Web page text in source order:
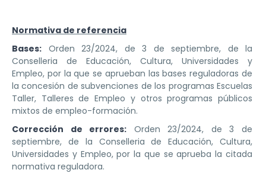
Normativa de referencia
Bases: Orden 23/2024, de 3 de septiembre, de la
Conselleria de Educación, Cultura, Universidades y
Empleo, por la que se aprueban las bases reguladoras de
la concesión de subvenciones de los programas Escuelas
Taller, Talleres de Empleo y otros programas públicos
mixtos de empleo-formación.
Corrección de errores: Orden 23/2024, de 3 de
septiembre, de la Conselleria de Educación, Cultura,
Universidades y Empleo, por la que se aprueba la citada
normativa reguladora.